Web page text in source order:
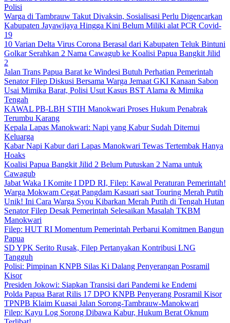
Polisi
Warga di Tambrauw Takut Divaksin, Sosialisasi Perlu Digencarkan
Kabupaten Jayawijaya Hingga Kini Belum Miliki alat PCR Covid-
19
10 Varian Delta Virus Corona Berasal dari Kabupaten Teluk Bintuni
Golkar Serahkan 2 Nama Cawagub ke Koalisi Papua Bangkit Jilid
2
Jalan Trans Papua Barat ke Windesi Butuh Perhatian Pemerintah
Senator Filep Diskusi Bersama Warga Jemaat GKI Kanaan Sabon
Usai Mimika Barat, Polisi Usut Kasus BST Alama & Mimika
Tengah
KAWAL PB-LBH STIH Manokwari Proses Hukum Penabrak
Terumbu Karang
Kepala Lapas Manokwari: Napi yang Kabur Sudah Ditemui
Keluarga
Kabar Napi Kabur dari Lapas Manokwari Tewas Tertembak Hanya
Hoaks
Koalisi Papua Bangkit Jilid 2 Belum Putuskan 2 Nama untuk
Cawagub
Jabat Waka I Komite I DPD RI, Filep: Kawal Peraturan Pemerintah!
Warga Mokwam Cegat Pangdam Kasuari saat Touring Merah Putih
Unik! Ini Cara Warga Syou Kibarkan Merah Putih di Tengah Hutan
Senator Filep Desak Pemerintah Selesaikan Masalah TKBM
Manokwari
Filep: HUT RI Momentum Pemerintah Perbarui Komitmen Bangun
Papua
SD YPK Serito Rusak, Filep Pertanyakan Kontribusi LNG
Tangguh
Polisi: Pimpinan KNPB Silas Ki Dalang Penyerangan Posramil
Kisor
Presiden Jokowi: Siapkan Transisi dari Pandemi ke Endemi
Polda Papua Barat Rilis 17 DPO KNPB Penyerang Posramil Kisor
TPNPB Klaim Kuasai Jalan Sorong-Tambrauw-Manokwari
Filep: Kayu Log Sorong Dibawa Kabur, Hukum Berat Oknum